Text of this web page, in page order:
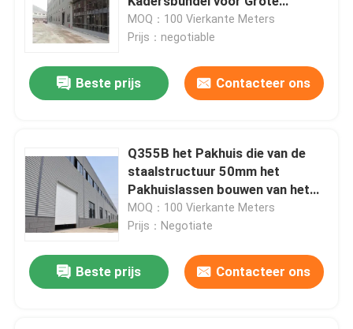
Huis
Staalstructuur af
MOQ：100 Vierkante Meters
Prijs：negotiable
Beste prijs Contacteer ons
Q355B het Pakhuis die van de
staalstructuur 50mm het
Pakhuislassen bouwen van het
Dak Vlak Dak
MOQ：100 Vierkante Meters
Prijs：Negotiate
Beste prijs Contacteer ons